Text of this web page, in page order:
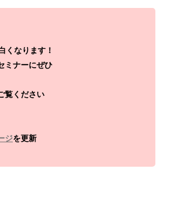
くなります！
ミナーにぜひ
覧ください
ジを更新